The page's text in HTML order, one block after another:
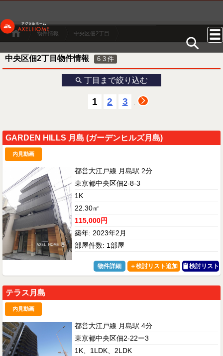
物件情報 中央区佃2丁目
中央区佃2丁目物件情報 63 件
丁目まで絞り込む
1 2 3 .
GARDEN HILLS 月島 (ガーデンヒルズ月島)
内見動画
都営大江戸線 月島駅 2分
東京都中央区佃2-8-3
1K
22.30㎡
115,000円
築年: 2023年2月
部屋件数: 1部屋
物件詳細 検討リスト
テラス月島
内見動画
都営大江戸線 月島駅 4分
東京都中央区佃2-22ー3
1K、1LDK、2LDK